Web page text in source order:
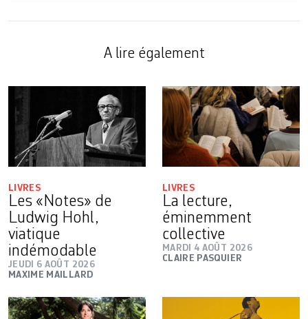
A lire également
LIVRES
Les «Notes» de
Ludwig Hohl,
viatique
indémodable
JEUDI 6 AOÛT 2026
MAXIME MAILLARD
LIVRES
La lecture,
éminemment
collective
MARDI 4 AOÛT 2026
CLAIRE PASQUIER